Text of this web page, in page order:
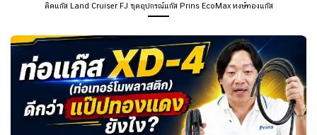
ติดแก๊ส Land Cruiser FJ ชุดอุปกรณ์แก๊ส Prins EcoMax หงษ์ทองแก๊ส